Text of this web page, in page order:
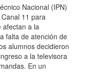
Nacional (IPN)
11 para
afectan a la
falta de atención de
alumnos decidieron
a la televisora
En un